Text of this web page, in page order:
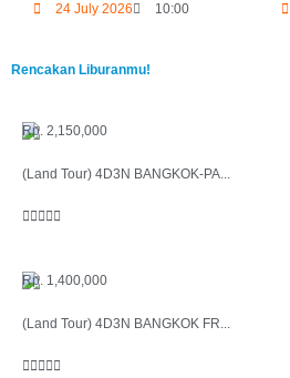
24 July 2026 10:00
Rencakan Liburanmu!
Rp. 2,150,000
(Land Tour) 4D3N BANGKOK-PA...

Rp. 1,400,000
(Land Tour) 4D3N BANGKOK FR...
